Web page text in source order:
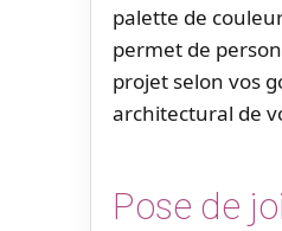
palette de
permet de
projet selon vos
architectural de
Pose de